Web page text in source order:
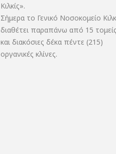
Κιλκίς».
Σήμερα το Γενικό Νοσοκομείο
διαθέτει παραπάνω από 15 τομείς
και διακόσιες δέκα πέντε (215)
οργανικές κλίνες.